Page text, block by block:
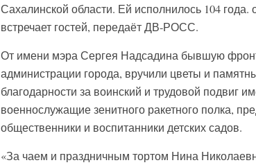
Сахалинской области. Ей исполнилось 104
встречает гостей, передаёт ДВ-РОСС.
От имени мэра Сергея Надсадина бывшую
администрации города, вручили цветы и
благодарности за воинский и трудовой подвиг
военнослужащие зенитного ракетного полка,
общественники и воспитанники детских садов.
«За чаем и праздничным тортом Нина